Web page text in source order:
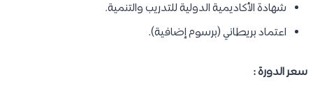
شهادة الأكاديمية الدولية للتدريب والتنمية.
اعتماد بريطاني (برسوم إضافية).
سعر الدورة :